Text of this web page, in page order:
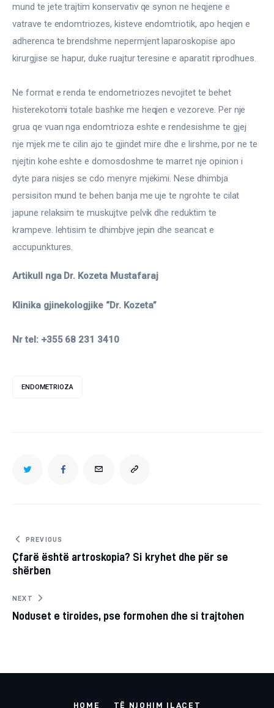
mund te jete trajtim konservativ qe synon ne heqjene e
vatrave te endomtriozes, kisteve endomtriotik, apo heqjen e
adherenca te brendshme nepermjent laparoskopise apo
kirurgjise se hapur, duke ruajtur teresine e aparatit riprodhues.
Ne format e renda te endometriozes nevojitet te behet
histerekotomi totale bashke me heqjen e vezoreve. Per nje
grua qe vuan nga endomtrioza eshte e rendesishme te gjej
nje mjek me te cilin ajo te gjindet mire dhe e lirshme, por ne te
njejtin kohe eshte e domosdoshme te marret nje opinion i
dyte para nisjes se cdo menyre mjekimi. Nese dhimbja
persisiton mund te behen banja me uje te ngrohte te cilat
japune relaksim te muskujtve pelvik dhe reduktim te
krampeve. lehtisim te dhimbjve jepin dhe seancat e
accupunktures.
Artikull nga Dr. Kozeta Mustafaraj
Klinika gjinekologjike “Dr. Kozeta”
Nr tel: +355 68 231 3410
ENDOMETRIOZA
TWITTERFACEBOOKEMAIL COPY
CLIPBOARD
Post
navigation
PREVIOUS
Çfarë është artroskopia? Si kryhet dhe për se
shërben
NEXT
Noduset e tiroides, pse formohen dhe si trajtohen
HOME TË NJOHIM ILAÇET